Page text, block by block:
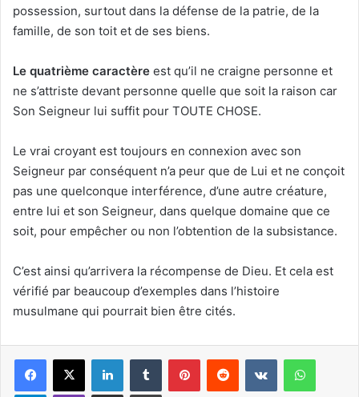
possession, surtout dans la défense de la patrie, de la
famille, de son toit et de ses biens.
Le quatrième caractère est qu’il ne craigne personne et
ne s’attriste devant personne quelle que soit la raison car
Son Seigneur lui suffit pour TOUTE CHOSE.
Le vrai croyant est toujours en connexion avec son
Seigneur par conséquent n’a peur que de Lui et ne conçoit
pas une quelconque interférence, d’une autre créature,
entre lui et son Seigneur, dans quelque domaine que ce
soit, pour empêcher ou non l’obtention de la subsistance.
C’est ainsi qu’arrivera la récompense de Dieu. Et cela est
vérifié par beaucoup d’exemples dans l’histoire
musulmane qui pourrait bien être cités.